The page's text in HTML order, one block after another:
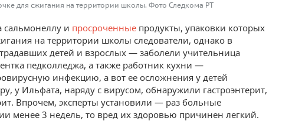
для сжигания на территории школы. Фото Следкома РТ
и просроченные продукты, упаковки которых
на территории школы следователи, однако в
детей и взрослых — заболели учительница
педколледжа, а также работник кухни —
инфекцию, а вот ее осложнения у детей
у Ильфата, наряду с вирусом, обнаружили гастроэнтерит,
Впрочем, эксперты установили — раз больные
менее 3 недель, то вред их здоровью причинен легкий.